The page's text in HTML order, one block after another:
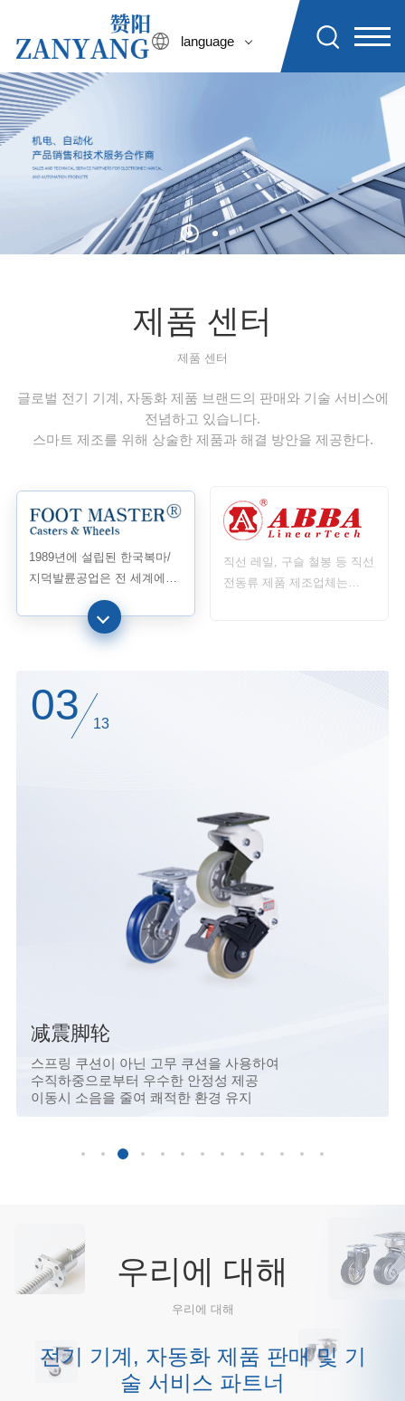
language
제품 센터
제품 센터
글로벌 전기 기계, 자동화 제품 브랜드의 판매와 기술 서비스에
전념하고 있습니다.
스마트 제조를 위해 상술한 제품과 해결 방안을 제공한다.
1989년에 설립된 한국복마/
지덕발륜공업은 전 세계에서
최초로 수평조절발바퀴를 연
구개발하고 제조하여 첫 특허
를 획득하였으며 발바퀴와 지
직선 레일, 구슬 철봉 등 직선
전동류 제품 제조업체는
减震脚轮
스프링 쿠션이 아닌 고무 쿠션을 사용하여
수직하중으로부터 우수한 안정성 제공
이동시 소음을 줄여 쾌적한 환경 유지
03 13
우리에 대해
우리에 대해
전기 기계, 자동화 제품 판매 및 기
술 서비스 파트너